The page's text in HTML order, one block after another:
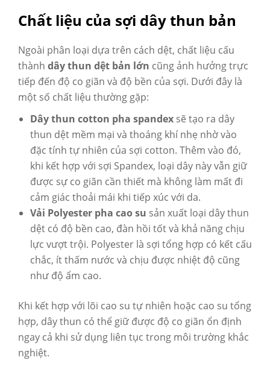
Chất liệu của sợi dây thun bản
Ngoài phân loại dựa trên cách dệt, chất liệu cấu
thành dây thun dệt bản lớn cũng ảnh hưởng trực
tiếp đến độ co giãn và độ bền của sợi. Dưới đây là
một số chất liệu thường gặp:
Dây thun cotton pha spandex sẽ tạo ra dây
thun dệt mềm mại và thoáng khí nhẹ nhờ vào
đặc tính tự nhiên của sợi cotton. Thêm vào đó,
khi kết hợp với sợi Spandex, loại dây này vẫn giữ
được sự co giãn cần thiết mà không làm mất đi
cảm giác thoải mái khi tiếp xúc với da.
Vải Polyester pha cao su sản xuất loại dây thun
dệt có độ bền cao, đàn hồi tốt và khả năng chịu
lực vượt trội. Polyester là sợi tổng hợp có kết cấu
chắc, ít thấm nước và chịu được nhiệt độ cũng
như độ ẩm cao.
Khi kết hợp với lõi cao su tự nhiên hoặc cao su tổng
hợp, dây thun có thể giữ được độ co giãn ổn định
ngay cả khi sử dụng liên tục trong môi trường khắc
nghiệt.